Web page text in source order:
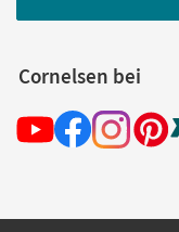
Cornelsen bei